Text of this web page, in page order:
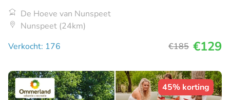
De Hoeve van Nunspeet
Nunspeet (24km)
Verkocht: 176
€185 €129
45% korting